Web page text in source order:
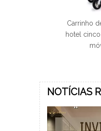
Carrinho
hotel cinco
NOTÍCIAS